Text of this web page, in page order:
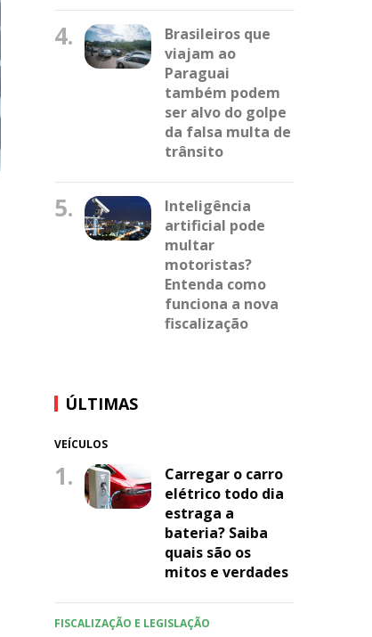
4.
Brasileiros que
viajam ao
Paraguai
também podem
ser alvo do golpe
da falsa multa de
trânsito
5.
Inteligência
artificial pode
multar
motoristas?
Entenda como
funciona a nova
fiscalização
ÚLTIMAS
VEÍCULOS
1.
Carregar o carro
elétrico todo dia
estraga a
bateria? Saiba
quais são os
mitos e verdades
FISCALIZAÇÃO E LEGISLAÇÃO